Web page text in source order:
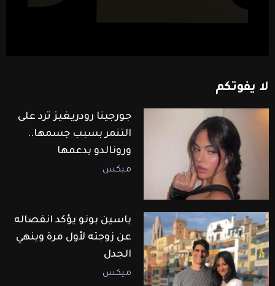
لا يفوتكم
جورجينا رودريغيز ترد على
التنمر بسبب جسمها..
ورونالدو يدعمها
ميكس
ياسين بونو يؤكد انفصاله
عن زوجته لأول مرة وينهي
الجدل
ميكس